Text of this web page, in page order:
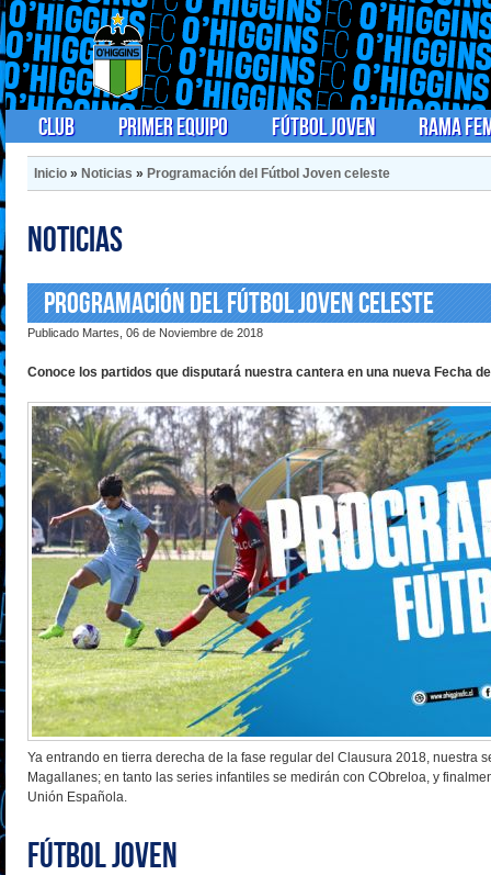
Club Primer Equipo Fútbol Joven Rama
Inicio » Noticias » Programación del Fútbol Joven celeste
Noticias
Programación del Fútbol Joven celeste
Publicado Martes, 06 de Noviembre de 2018
Conoce los partidos que disputará nuestra cantera en una nueva Fecha
Ya entrando en tierra derecha de la fase regular del Clausura 2018, nuestra
Magallanes; en tanto las series infantiles se medirán con CObreloa, y
Unión Española.
FÚTBOL JOVEN